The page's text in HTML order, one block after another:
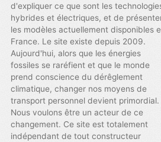
d'expliquer ce que sont les
hybrides et électriques, et de
les modèles actuellement disponibles
France. Le site existe depuis 2009.
Aujourd'hui, alors que les énergies
fossiles se raréfient et que le monde
prend conscience du dérêglement
climatique, changer nos moyens de
transport personnel devient primordial.
Nous voulons être un acteur de ce
changement. Ce site est totalement
indépendant de tout constructeur